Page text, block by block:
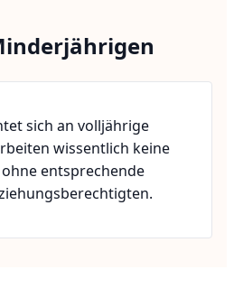
sich an volljährige
wissentlich keine
entsprechende